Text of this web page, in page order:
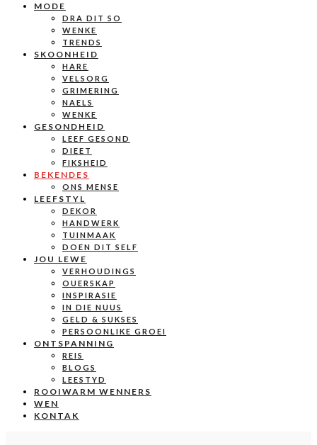
MODE
DRA DIT SO
WENKE
TRENDS
SKOONHEID
HARE
VELSORG
GRIMERING
NAELS
WENKE
GESONDHEID
LEEF GESOND
DIEET
FIKSHEID
BEKENDES
ONS MENSE
LEEFSTYL
DEKOR
HANDWERK
TUINMAAK
DOEN DIT SELF
JOU LEWE
VERHOUDINGS
OUERSKAP
INSPIRASIE
IN DIE NUUS
GELD & SUKSES
PERSOONLIKE GROEI
ONTSPANNING
REIS
BLOGS
LEESTYD
ROOIWARM WENNERS
WEN
KONTAK